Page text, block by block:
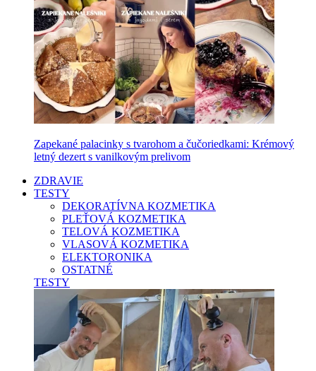
Zapekané palacinky s tvarohom a čučoriedkami: Krémový
letný dezert s vanilkovým prelivom
ZDRAVIE
TESTY
DEKORATÍVNA KOZMETIKA
PLEŤOVÁ KOZMETIKA
TELOVÁ KOZMETIKA
VLASOVÁ KOZMETIKA
ELEKTORONIKA
OSTATNÉ
TESTY